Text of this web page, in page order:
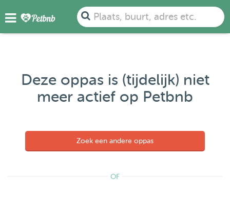
Plaats, buurt, adres etc.
Deze oppas is (tijdelijk) niet
meer actief op Petbnb
Zoek een andere oppas
OF